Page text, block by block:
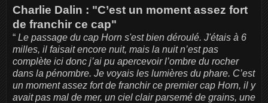
Charlie Dalin : "C’est un moment assez fort
de franchir ce cap"
“ Le passage du cap Horn s'est bien déroulé. J'étais à 6
milles, il faisait encore nuit, mais la nuit n’est pas
complète ici donc j’ai pu apercevoir l’ombre du rocher
dans la pénombre. Je voyais les lumières du phare. C’est
un moment assez fort de franchir ce premier cap Horn, il y
avait pas mal de mer, un ciel clair parsemé de grains, une